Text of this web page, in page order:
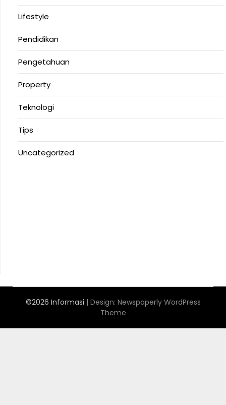
Lifestyle
Pendidikan
Pengetahuan
Property
Teknologi
Tips
Uncategorized
©2026 Informasi | Design: Newspaperly WordPress
Theme